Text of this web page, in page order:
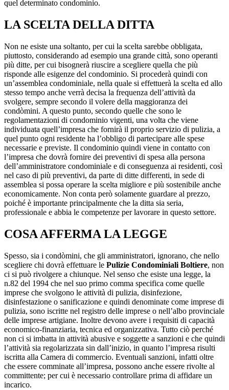
quel determinato condominio.
LA SCELTA DELLA DITTA
Non ne esiste una soltanto, per cui la scelta sarebbe obbligata,
piuttosto, considerando ad esempio una grande città, sono operanti
più ditte, per cui bisognerà riuscire a scegliere quella che più
risponde alle esigenze del condominio. Si procederà quindi con
un’assemblea condominiale, nella quale si effettuerà la scelta ed allo
stesso tempo anche verrà decisa la frequenza dell’attività da
svolgere, sempre secondo il volere della maggioranza dei
condòmini. A questo punto, secondo quelle che sono le
regolamentazioni di condominio vigenti, una volta che viene
individuata quell’impresa che fornirà il proprio servizio di pulizia, a
quel punto ogni residente ha l’obbligo di partecipare alle spese
necessarie e previste. Il condominio quindi viene in contatto con
l’impresa che dovrà fornire dei preventivi di spesa alla persona
dell’amministratore condominiale e di conseguenza ai residenti, così
nel caso di più preventivi, da parte di ditte differenti, in sede di
assemblea si possa operare la scelta migliore e più sostenibile anche
economicamente. Non conta però solamente guardare al prezzo,
poiché è importante principalmente che la ditta sia seria,
professionale e abbia le competenze per lavorare in questo settore.
COSA AFFERMA LA LEGGE
Spesso, sia i condòmini, che gli amministratori, ignorano, che nello
scegliere chi dovrà effettuare le Pulizie Condominiali Boltiere, non
ci si può rivolgere a chiunque. Nel senso che esiste una legge, la
n.82 del 1994 che nel suo primo comma specifica come quelle
imprese che svolgono le attività di pulizia, disinfezione,
disinfestazione o sanificazione e quindi denominate come imprese di
pulizia, sono iscritte nel registro delle imprese o nell’albo provinciale
delle imprese artigiane. Inoltre devono avere i requisiti di capacità
economico-finanziaria, tecnica ed organizzativa. Tutto ciò perché
non ci si imbatta in attività abusive e soggette a sanzioni e che quindi
l’attività sia regolarizzata sin dall’inizio, in quanto l’impresa risulti
iscritta alla Camera di commercio. Eventuali sanzioni, infatti oltre
che essere comminate all’impresa, possono anche essere rivolte al
committente; per cui è necessario controllare prima di affidare un
incarico.